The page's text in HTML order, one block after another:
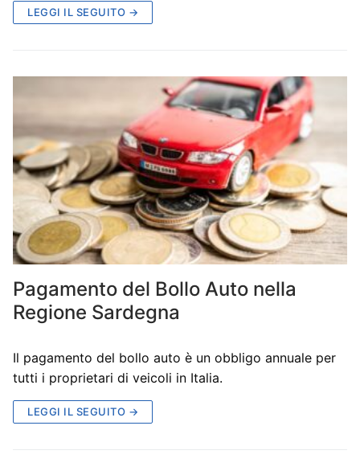
LEGGI IL SEGUITO →
Pagamento del Bollo Auto nella
Regione Sardegna
Il pagamento del bollo auto è un obbligo annuale per
tutti i proprietari di veicoli in Italia.
LEGGI IL SEGUITO →